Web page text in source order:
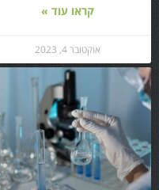
קראו עוד »
אוקטובר 4, 2023